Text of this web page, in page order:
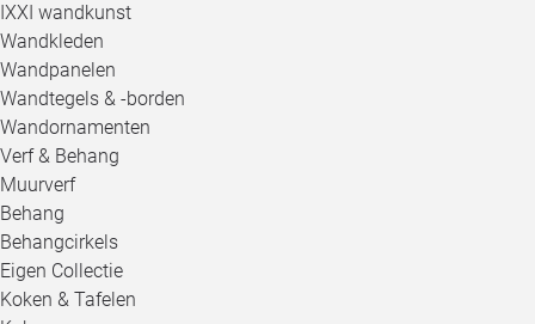
IXXI wandkunst
Wandkleden
Wandpanelen
Wandtegels & -borden
Wandornamenten
Verf & Behang
Muurverf
Behang
Behangcirkels
Eigen Collectie
Koken & Tafelen